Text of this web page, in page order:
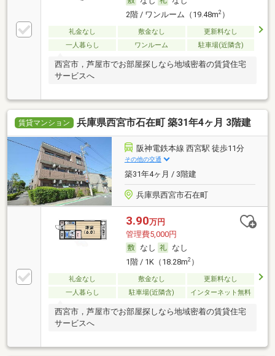
2階 / ワンルーム（19.48m2）
礼金なし 敷金なし
更新料なし
一人暮らし
ワンルーム 駐車場(近隣含)
西宮市，芦屋市でお部屋探しなら地域密着の賃貸住宅
サービスへ
賃貸マンション 兵庫県西宮市石在町 築31年4ヶ月 3階建
阪神電鉄本線 西宮駅 徒歩11分
その他の交通
築31年4ヶ月 / 3階建
兵庫県西宮市石在町
3.90万円
管理費5,000円
なし
なし
1階 / 1K（18.28m2）
礼金なし 敷金なし
更新料なし
一人暮らし
駐車場(近隣含) インターネット無料
西宮市，芦屋市でお部屋探しなら地域密着の賃貸住宅
サービスへ